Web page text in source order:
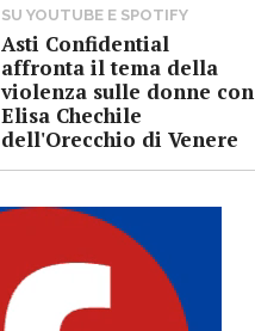
SU YOUTUBE E SPOTIFY
Asti Confidential
affronta il tema della
violenza sulle donne con
Elisa Chechile
dell'Orecchio di Venere